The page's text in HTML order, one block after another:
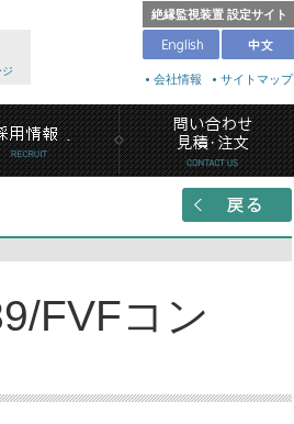
絶縁監視装置 設定サイト
会社情報 サイトマップ
FVFコン